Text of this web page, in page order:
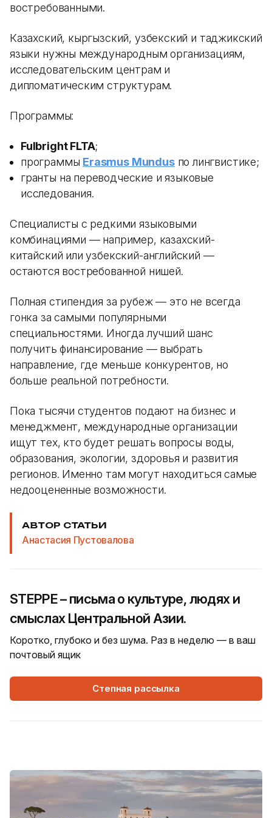
востребованными.
Казахский, кыргызский, узбекский и таджикский
языки нужны международным организациям,
исследовательским центрам и
дипломатическим структурам.
Программы:
Fulbright FLTA;
программы Erasmus Mundusпо лингвистике;
гранты на переводческие и языковые
исследования.
Специалисты с редкими языковыми
комбинациями — например, казахский-
китайский или узбекский-английский —
остаются востребованной нишей.
Полная стипендия за рубеж — это не всегда
гонка за самыми популярными
специальностями. Иногда лучший шанс
получить финансирование — выбрать
направление, где меньше конкурентов, но
больше реальной потребности.
Пока тысячи студентов подают на бизнес и
менеджмент, международные организации
ищут тех, кто будет решать вопросы воды,
образования, экологии, здоровья и развития
регионов. Именно там могут находиться самые
недооцененные возможности.
АВТОР СТАТЬИ
Анастасия Пустовалова
STEPPE – письма о культуре, людях и
смыслах Центральной Азии.
Коротко, глубоко и без шума. Раз в неделю — в ваш
почтовый ящик
Степная рассылка